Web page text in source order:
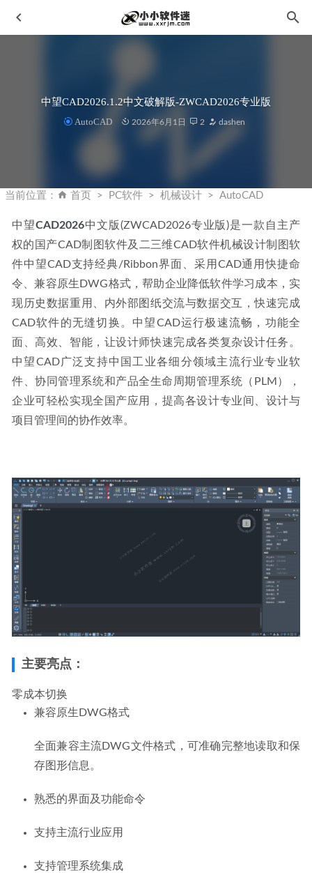
中望CAD2026.1.2中文破解版-ZWCAD2026专业版
AutoCAD 2026年6月1日 2 dashen
当前位置： 首页 PC软件 机械设计 AutoCAD
中望CAD2026中文版(ZWCAD2026专业版)是一款自主产
权的国产CAD制图软件及二三维CAD软件机械设计制图软
件中望CAD支持经典/Ribbon界面、采用CAD通用快捷命
令、兼容原生DWG格式，帮助企业降低软件学习成本，实
现历史数据重用、内外部图纸交流与数据交互，快速完成
CAD软件的无缝切换。中望CAD运行极速流畅，功能全
面、高效、智能，让设计师快速完成各类复杂设计任务。
中望CAD广泛支持中国工业各细分领域主流行业专业软
件、协同管理系统和产品全生命周期管理系统（PLM），
企业可轻松实现全国产应用，提高各设计专业间、设计与
项目管理间的协作效率。
主要亮点：
零成本切换
兼容原生DWG格式
全面兼容主流DWG文件格式，可准确完整地读取和保
存图形信息。
熟悉的界面及功能命令
支持主流行业应用
支持管理系统集成
照片后期处理软件 2023-02-26
Adobe InDesign CC2020官方简体中文版下载地址和安装教程
2019-11-08
Proteus7.5完美破解汉化版-单片机仿真软件下载地址和安装
教程 2020-02-06
Thea for SketchUp V3.5.1201.1973 官方中文版 (与 SketchUp
无缝结合的强大渲染引擎)
2022-12-13